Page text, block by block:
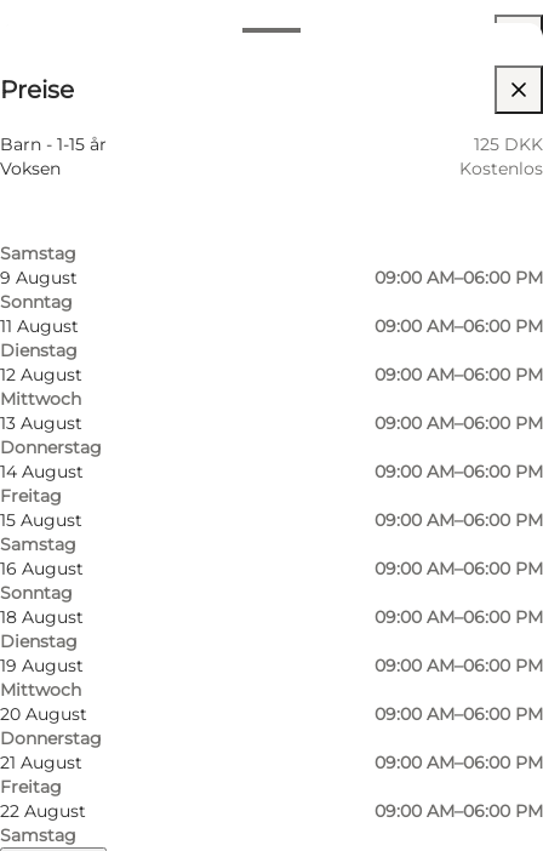
Nach Monat filtern
Donnerstag
7 August
09:00 AM–06:00 PM
Samstag
9 August
Sonntag
09:00 AM–06:00 PM
11 August
Dienstag
09:00 AM–06:00 PM
12 August
Mittwoch
09:00 AM–06:00 PM
13 August
Donnerstag
09:00 AM–06:00 PM
14 August
Freitag
09:00 AM–06:00 PM
15 August
Samstag
09:00 AM–06:00 PM
16 August
Sonntag
09:00 AM–06:00 PM
18 August
Dienstag
09:00 AM–06:00 PM
19 August
Mittwoch
09:00 AM–06:00 PM
20 August
Donnerstag
09:00 AM–06:00 PM
21 August
Freitag
09:00 AM–06:00 PM
22 August
Samstag
09:00 AM–06:00 PM
Preise
Barn - 1-15 år
125 DKK
Voksen
Kostenlos
Kinder
Spiel, Bewegung und jede Menge Spaß
Hermans Hule Odense ist ein Indoor-
Spielparadies für Kinder von 0 bis 15 Jahren. In
sicherer und fröhlicher Umgebung können sie
spielen, klettern und aktiv sein. Es gibt
Trampoline, Kletterbereiche, Spielzeug und
Brettspiele – für jedes Alter ist etwas dabei.
Auch an die Erwachsenen ist gedacht
Während die Kinder spielen, können sich die
Erwachsenen eine Pause gönnen. Pro Kind
haben bis zu zwei Erwachsene freien Eintritt –
sowohl mit Tageskarte als auch mit
Mitgliedschaft. Es gibt gemütliche Plätze zum